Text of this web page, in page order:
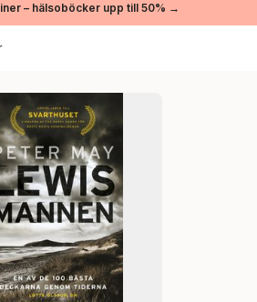
– hälsoböcker upp till 50% →